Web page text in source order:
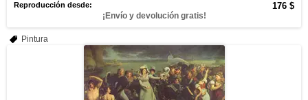
Reproducción desde: 176 $
¡Envío y devolución gratis!
Pintura